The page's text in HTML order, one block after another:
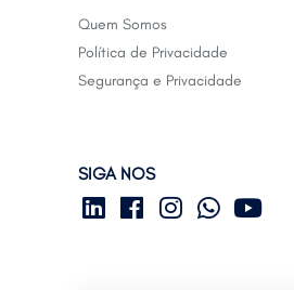
Quem Somos
Política de Privacidade
Segurança e Privacidade
SIGA NOS